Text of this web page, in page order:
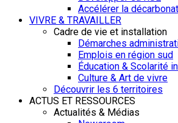
Accélérer la
VIVRE & TRAVAILLER
Cadre de vie et installation
Démarches
Emplois en région sud
Éducation & Scolarité
Culture & Art de vivre
Découvrir les 6 territoires
ACTUS ET RESSOURCES
Actualités & Médias